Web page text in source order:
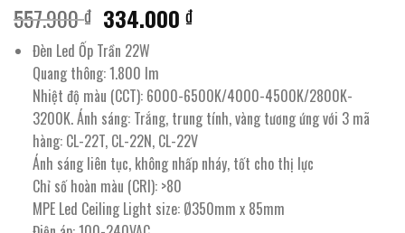
557.900₫ Giá
gốc
là:
557.900 ₫.
334.000₫Giá
là:
334.000 ₫.
Đèn Led Ốp Trần 22W
Quang thông: 1.800 lm
Nhiệt độ màu (CCT): 6000-6500K/4000-4500K/2800K-
3200K. Ánh sáng: Trắng, trung tính, vàng tương ứng với 3 mã
hàng: CL-22T, CL-22N, CL-22V
Ánh sáng liên tục, không nhấp nháy, tốt cho thị lực
Chỉ số hoàn màu (CRI): >80
MPE Led Ceiling Light size: Ø350mm x 85mm